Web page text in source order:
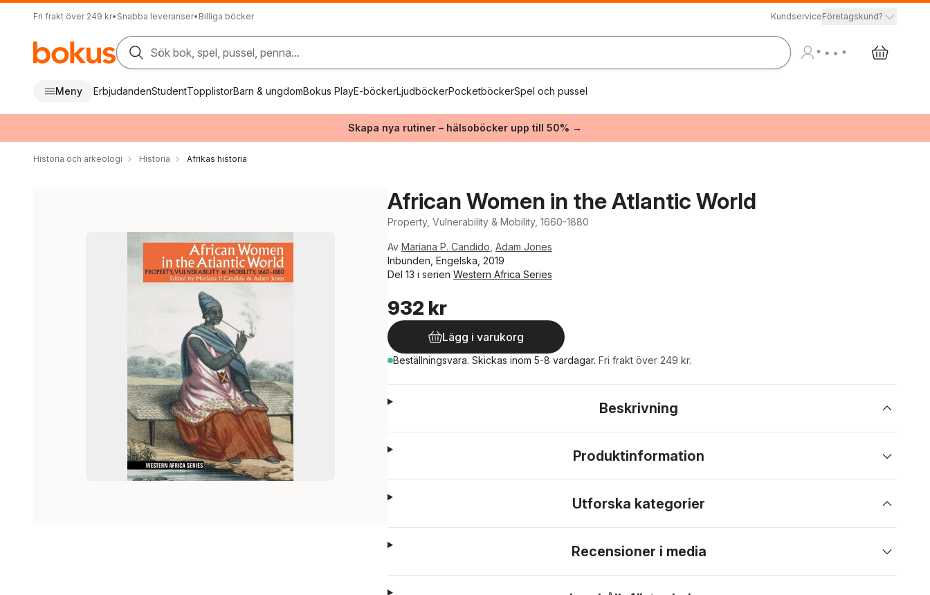
Fri frakt över 249 kr• Snabba leveranser• Billiga böcker KundserviceFöretagskund?
Sök bok, spel, pussel, penna...
Meny ErbjudandenStudentTopplistorBarn & ungdomBokus PlayE-böckerLjudböckerPocketböckerSpel och pussel
Skapa nya rutiner – hälsoböcker upp till 50% →
Historia och arkeologi Historia Afrikas historia
African Women in the Atlantic World
Property, Vulnerability & Mobility, 1660-1880
Av Mariana P. Candido Adam Jones
Inbunden, Engelska, 2019
Del 13 i serien Western Africa Series
932 kr
Lägg i varukorg
Beställningsvara. Skickas inom 5-8 vardagar. Fri frakt över 249 kr.
Beskrivning
Produktinformation
Utforska kategorier
Recensioner i media